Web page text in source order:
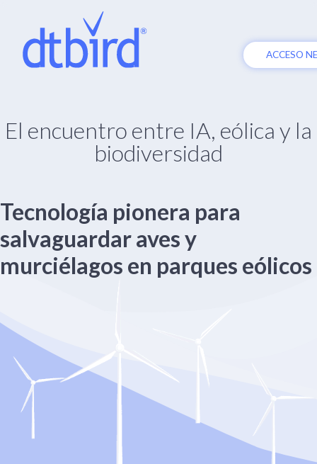
ACCESO
El encuentro entre IA, eólica y la
biodiversidad
Tecnología pionera para
salvaguardar aves y
murciélagos en parques eólicos